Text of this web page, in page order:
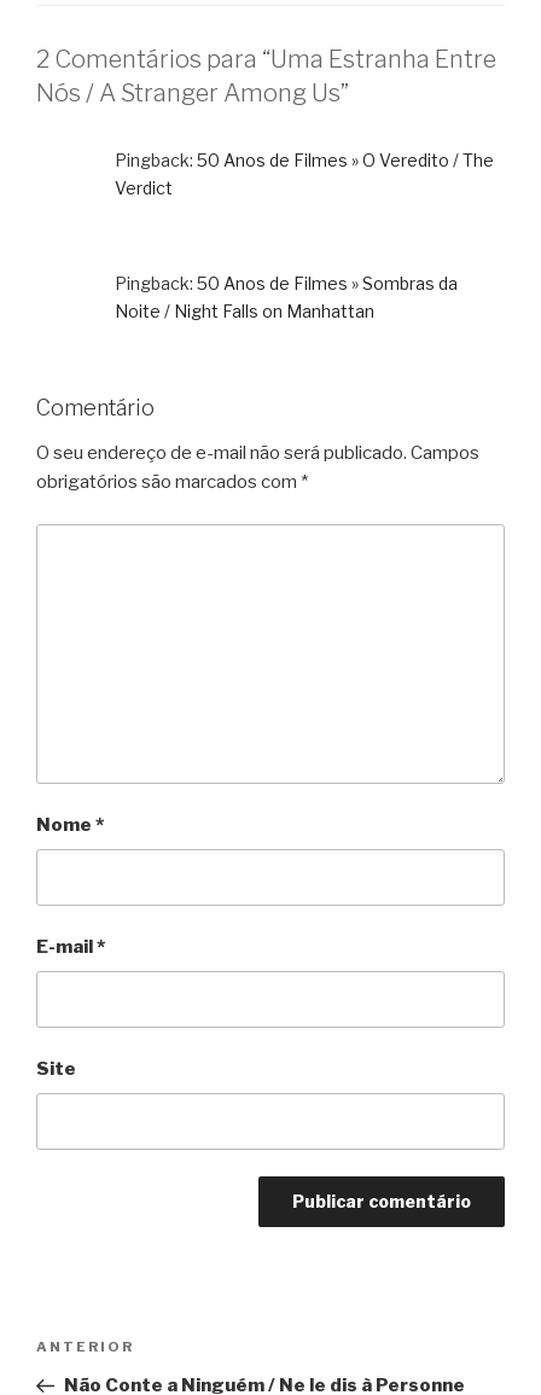
2 Comentários para “Uma Estranha Entre
Nós / A Stranger Among Us”
Pingback: 50 Anos de Filmes » O Veredito / The
Verdict
Pingback: 50 Anos de Filmes » Sombras da
Noite / Night Falls on Manhattan
Comentário
O seu endereço de e-mail não será publicado. Campos
obrigatórios são marcados com *
Nome *
E-mail*
Site
Anterior
ANTERIOR
Não Conte a Ninguém / Ne le dis à Personne